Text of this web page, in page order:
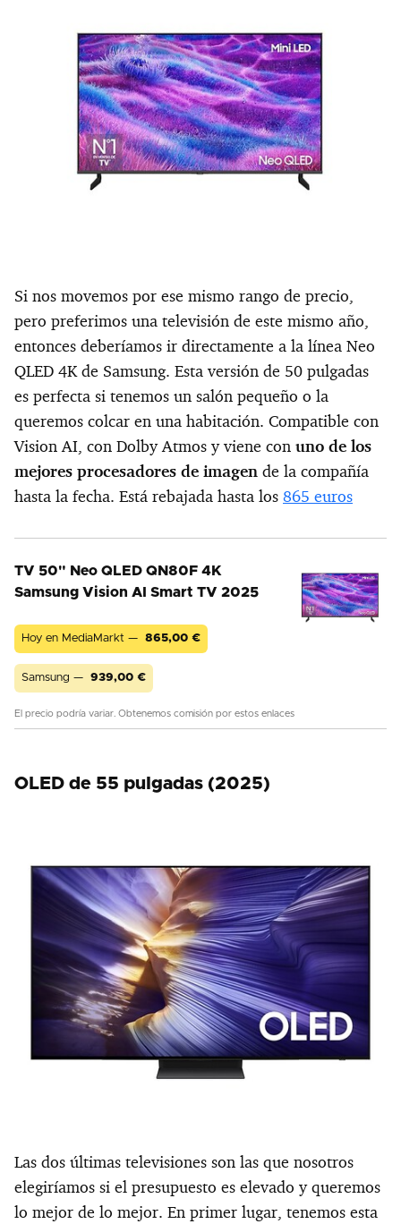
Si nos movemos por ese mismo rango de precio,
pero preferimos una televisión de este mismo año,
entonces deberíamos ir directamente a la línea Neo
QLED 4K de Samsung. Esta versión de 50 pulgadas
es perfecta si tenemos un salón pequeño o la
queremos colcar en una habitación. Compatible con
Vision AI, con Dolby Atmos y viene con uno de los
mejores procesadores de imagen de la compañía
hasta la fecha. Está rebajada hasta los 865 euros
TV 50" Neo QLED QN80F 4K
Samsung Vision AI Smart TV 2025
Hoy en MediaMarkt — 865,00 €
Samsung — 939,00 €
El precio podría variar. Obtenemos comisión por estos enlaces
OLED de 55 pulgadas (2025)
Las dos últimas televisiones son las que nosotros
elegiríamos si el presupuesto es elevado y queremos
lo mejor de lo mejor. En primer lugar, tenemos esta